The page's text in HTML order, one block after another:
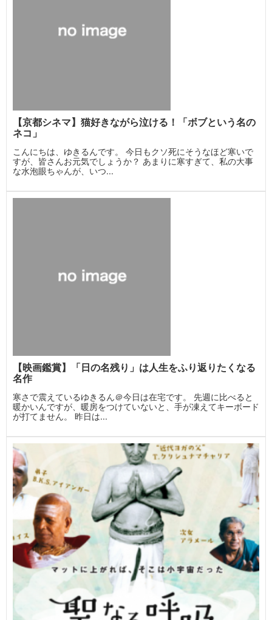
【京都シネマ】猫好きながら泣ける！「ボブという名の
ネコ」
こんにちは、ゆきるんです。 今日もクソ死にそうなほど寒いで
すが、皆さんお元気でしょうか？ あまりに寒すぎて、私の大事
な水泡眼ちゃんが、いつ...
【映画鑑賞】「日の名残り」は人生をふり返りたくなる
名作
寒さで震えているゆきるん＠今日は在宅です。 先週に比べると
暖かいんですが、暖房をつけていないと、手が凍えてキーボード
が打てません。 昨日は...